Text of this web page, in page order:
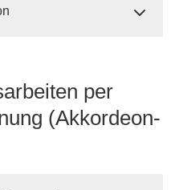
per
(Akkordeon-